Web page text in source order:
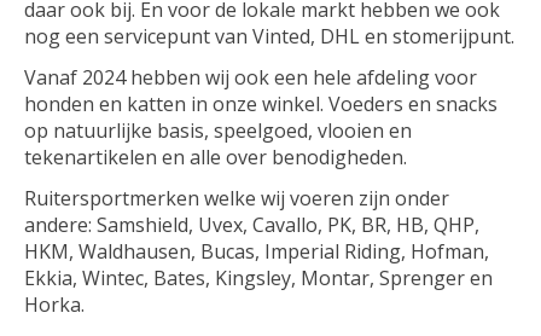
daar ook bij. En voor de lokale markt hebben we ook
nog een servicepunt van Vinted, DHL en stomerijpunt.
Vanaf 2024 hebben wij ook een hele afdeling voor
honden en katten in onze winkel. Voeders en snacks
op natuurlijke basis, speelgoed, vlooien en
tekenartikelen en alle over benodigheden.
Ruitersportmerken welke wij voeren zijn onder
andere: Samshield, Uvex, Cavallo, PK, BR, HB, QHP,
HKM, Waldhausen, Bucas, Imperial Riding, Hofman,
Ekkia, Wintec, Bates, Kingsley, Montar, Sprenger en
Horka.